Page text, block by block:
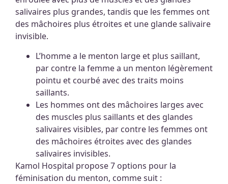
salivaires plus grandes, tandis que les femmes ont
des mâchoires plus étroites et une glande salivaire
invisible.
L’homme a le menton large et plus saillant,
par contre la femme a un menton légèrement
pointu et courbé avec des traits moins
saillants.
Les hommes ont des mâchoires larges avec
des muscles plus saillants et des glandes
salivaires visibles, par contre les femmes ont
des mâchoires étroites avec des glandes
salivaires invisibles.
Kamol Hospital propose 7 options pour la
féminisation du menton, comme suit :